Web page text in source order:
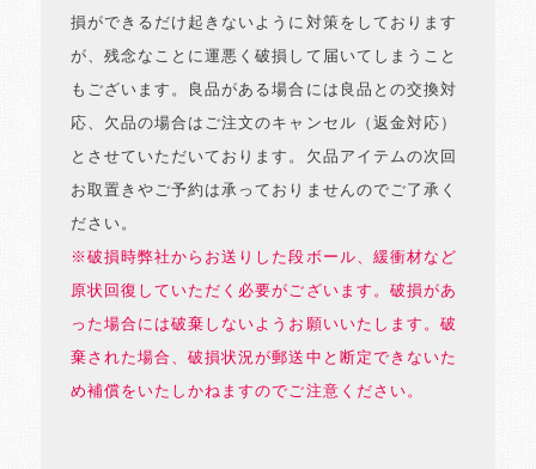
損ができるだけ起きないように対策をしております
が、残念なことに運悪く破損して届いてしまうこと
もございます。良品がある場合には良品との交換対
応、欠品の場合はご注文のキャンセル（返金対応）
とさせていただいております。欠品アイテムの次回
お取置きやご予約は承っておりませんのでご了承く
ださい。
※破損時弊社からお送りした段ボール、緩衝材など
原状回復していただく必要がございます。破損があ
った場合には破棄しないようお願いいたします。破
棄された場合、破損状況が郵送中と断定できないた
め補償をいたしかねますのでご注意ください。